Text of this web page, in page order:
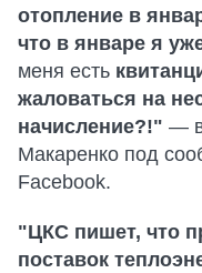
отопление в
что в январе я
меня есть
жаловаться на
начисление?!" —
Макаренко под
Facebook.
"ЦКС пишет, что
поставок